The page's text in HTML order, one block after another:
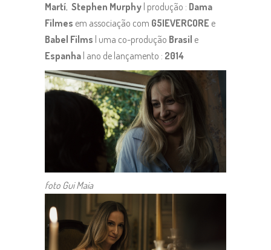
Martí, Stephen Murphy | produção : Dama
Filmes em associação com G5IEVERCORE e
Babel Films | uma co-produção Brasil e
Espanha | ano de lançamento : 2014
foto Gui Maia